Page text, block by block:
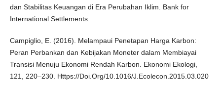
dan Stabilitas Keuangan di Era Perubahan Iklim. Bank for
International Settlements.
Campiglio, E. (2016). Melampaui Penetapan Harga Karbon:
Peran Perbankan dan Kebijakan Moneter dalam Membiayai
Transisi Menuju Ekonomi Rendah Karbon. Ekonomi Ekologi,
121, 220–230. Https://Doi.Org/10.1016/J.Ecolecon.2015.03.020